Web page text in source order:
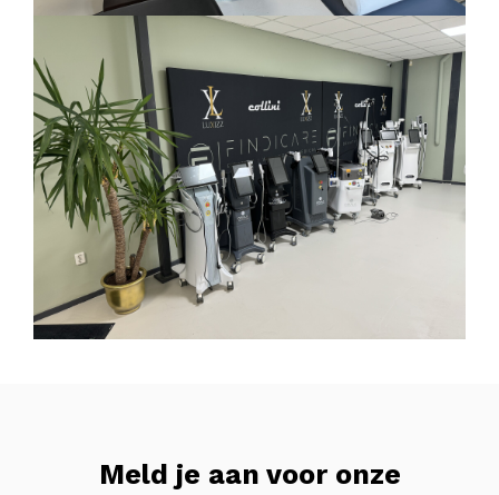
Meld je aan voor onze